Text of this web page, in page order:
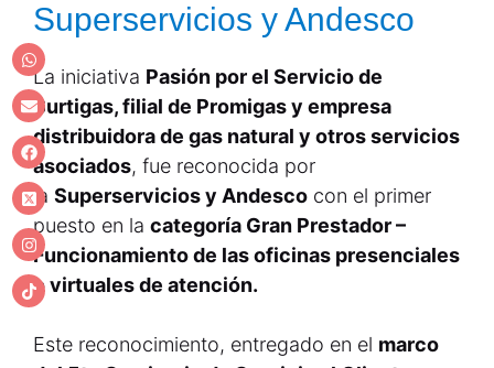
Superservicios y Andesco
La iniciativa Pasión por el Servicio de
Surtigas, filial de Promigas y empresa
distribuidora de gas natural y otros servicios
asociados, fue reconocida por
la Superservicios y Andesco con el primer
puesto en la categoría Gran Prestador –
Funcionamiento de las oficinas presenciales
o virtuales de atención.
Este reconocimiento, entregado en el marco